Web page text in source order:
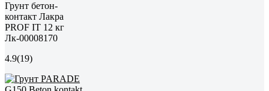
Грунт бетон-
контакт Лакра
PROF IT 12 кг
Лк-00008170
4.9(19)